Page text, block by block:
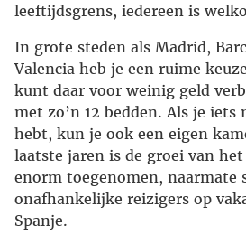
leeftijdsgrens, iedereen is
In grote steden als Madrid,
Valencia heb je een ruime
kunt daar voor weinig geld
met zo’n 12 bedden. Als je iets
hebt, kun je ook een eigen
laatste jaren is de groei van
enorm toegenomen, naarmate
onafhankelijke reizigers op
Spanje.